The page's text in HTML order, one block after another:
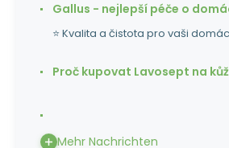
Gallus - nejlepší péče o
⭐ Kvalita a čistota pro vaši
Proč kupovat Lavosept na
Mehr Nachrichten